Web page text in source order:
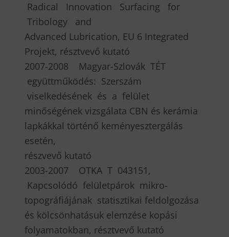
Radical Innovation Surfacing for
Tribology and
Advanced Lubrication, EU 6 Integrated
Projekt, résztvevő kutató
2007-2008 Magyar-Szlovák TÉT
együttműködés: Szerszám
viselkedésének és a felület
minőségének vizsgálata CBN és kerámia
lapkákkal történő keményesztergálás
esetén,
részvevő kutató
2003-2007 OTKA T 043151,
Kapcsolódó felületpárok mikro-
topográfiájának statisztikai feldolgozása
és kölcsönhatásuk elemzése kopási
folyamatokban, résztvevő kutató